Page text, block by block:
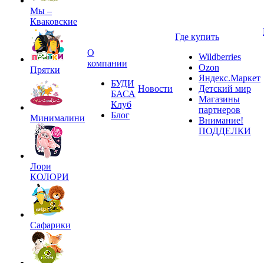
Мы –
Кваковские
Прятки
Минималини
Лори
КОЛОРИ
Сафарики
О
компании
БУДИ
БАСА
Клуб
Блог
Новости
Где купить
Wildberries
Ozon
Яндекс.Маркет
Детский мир
Магазины
партнеров
Внимание!
ПОДДЕЛКИ